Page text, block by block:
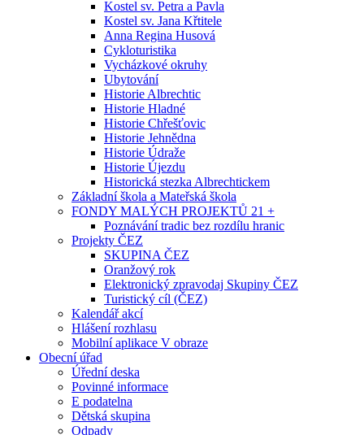
Kostel sv. Petra a Pavla
Kostel sv. Jana Křtitele
Anna Regina Husová
Cykloturistika
Vycházkové okruhy
Ubytování
Historie Albrechtic
Historie Hladné
Historie Chřešťovic
Historie Jehnědna
Historie Údraže
Historie Újezdu
Historická stezka Albrechtickem
Základní škola a Mateřská škola
FONDY MALÝCH PROJEKTŮ 21 +
Poznávání tradic bez rozdílu hranic
Projekty ČEZ
SKUPINA ČEZ
Oranžový rok
Elektronický zpravodaj Skupiny ČEZ
Turistický cíl (ČEZ)
Kalendář akcí
Hlášení rozhlasu
Mobilní aplikace V obraze
Obecní úřad
Úřední deska
Povinné informace
E podatelna
Dětská skupina
Odpady